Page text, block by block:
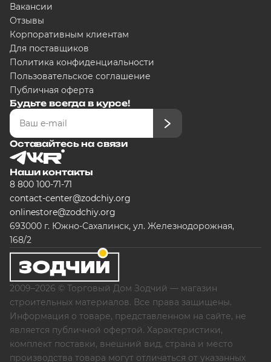
Вакансии
Отзывы
Корпоративным клиентам
Для поставщиков
Политика конфиденциальности
Пользовательское соглашение
Публичная оферта
Будьте всегда в курсе!
Оставайтесь на связи
Наши контакты
8 800 100-71-71
contact-center@zodchiy.org
onlinestore@zodchiy.org
693000 г. Южно-Сахалинск, ул. Железнодорожная,
168/2
2009–2026 © Торговый Дом Зодчий — магазин
строительных материалов. Все права защищены.
Информация о товаре, представленном на сайте, не
является публичной офертой. Характеристики,
комплект поставки, внешний вид, страна и место
производства товара могут отличаться от указанных